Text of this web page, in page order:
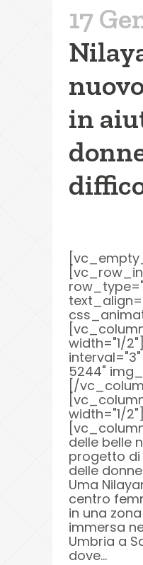
17
in
width="1/
5244"
[/
width="1/2"]
delle belle
progetto di
delle
Uma
centro
in una
immersa
Umbria a
dove...